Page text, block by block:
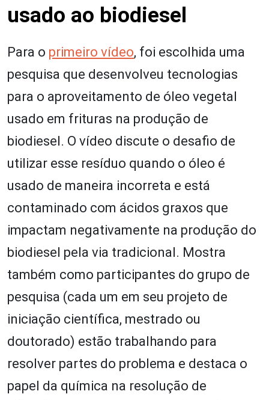
usado ao biodiesel
Para o primeiro vídeo, foi escolhida uma
pesquisa que desenvolveu tecnologias
para o aproveitamento de óleo vegetal
usado em frituras na produção de
biodiesel. O vídeo discute o desafio de
utilizar esse resíduo quando o óleo é
usado de maneira incorreta e está
contaminado com ácidos graxos que
impactam negativamente na produção do
biodiesel pela via tradicional. Mostra
também como participantes do grupo de
pesquisa (cada um em seu projeto de
iniciação científica, mestrado ou
doutorado) estão trabalhando para
resolver partes do problema e destaca o
papel da química na resolução de